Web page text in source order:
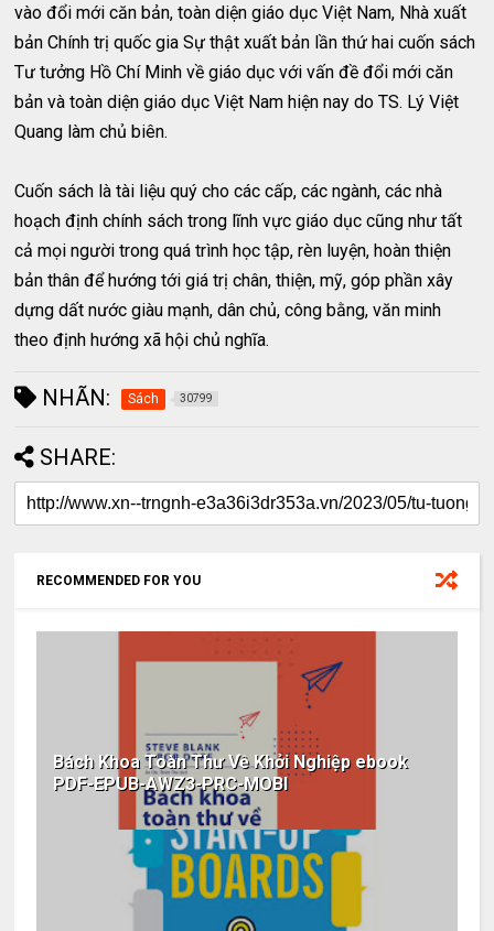
vào đổi mới căn bản, toàn diện giáo dục Việt Nam, Nhà xuất
bản Chính trị quốc gia Sự thật xuất bản lần thứ hai cuốn sách
Tư tưởng Hồ Chí Minh về giáo dục với vấn đề đổi mới căn
bản và toàn diện giáo dục Việt Nam hiện nay do TS. Lý Việt
Quang làm chủ biên.
Cuốn sách là tài liệu quý cho các cấp, các ngành, các nhà
hoạch định chính sách trong lĩnh vực giáo dục cũng như tất
cả mọi người trong quá trình học tập, rèn luyện, hoàn thiện
bản thân để hướng tới giá trị chân, thiện, mỹ, góp phần xây
dựng dất nước giàu mạnh, dân chủ, công bằng, văn minh
theo định hướng xã hội chủ nghĩa.
NHÃN: Sách 30799
SHARE:
RECOMMENDED FOR YOU
Bách Khoa Toàn Thư Về Khởi Nghiệp ebook
PDF-EPUB-AWZ3-PRC-MOBI